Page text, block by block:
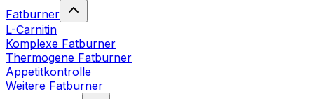
Fatburner
L-Carnitin
Komplexe Fatburner
Thermogene Fatburner
Appetitkontrolle
Weitere Fatburner